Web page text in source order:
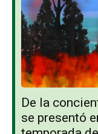
De la
se presentó